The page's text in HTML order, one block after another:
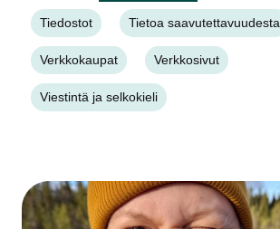
Tiedostot Tietoa saavutettavuudesta
Verkkokaupat Verkkosivut
Viestintä ja selkokieli